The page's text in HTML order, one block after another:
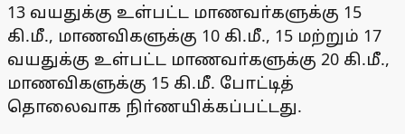
13 வயதுக்கு உள்பட்ட மாணவா்களுக்கு 15
கி.மீ., மாணவிகளுக்கு 10 கி.மீ., 15 மற்றும் 17
வயதுக்கு உள்பட்ட மாணவா்களுக்கு 20 கி.மீ.,
மாணவிகளுக்கு 15 கி.மீ. போட்டித்
தொலைவாக நிா்ணயிக்கப்பட்டது.